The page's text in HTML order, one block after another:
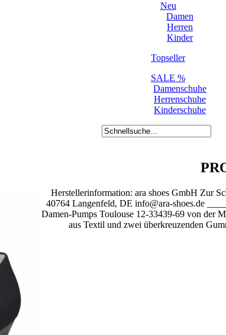
Neu
Damen
Herren
Kinder
Topseller
SALE %
Damenschuhe
Herrenschuhe
Kinderschuhe
Herstellerinformation: ara shoes GmbH Zur
40764 Langenfeld, DE info@ara-shoes.de
Damen-Pumps Toulouse 12-33439-69 von der
aus Textil und zwei überkreuzenden